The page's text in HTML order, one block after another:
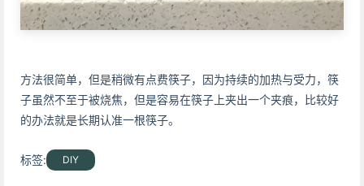
方法很简单，但是稍微有点费筷子，因为持续的加热与受力，筷
子虽然不至于被烧焦，但是容易在筷子上夹出一个夹痕，比较好
的办法就是长期认准一根筷子。
标签: DIY